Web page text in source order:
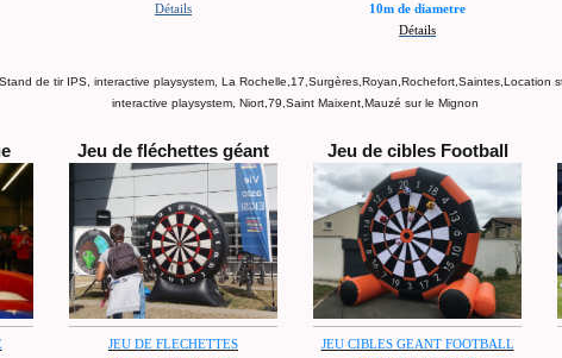
Détails
10m de diametre
Détails
de tir IPS, interactive playsystem, La Rochelle,17,Surgères,Royan,Rochefort,Saintes,Location
interactive playsystem, Niort,79,Saint Maixent,Mauzé sur le Mignon
Jeu de fléchettes géant
JEU DE FLECHETTES
Jeu de cibles Football
JEU CIBLES GEANT FOOTBALL